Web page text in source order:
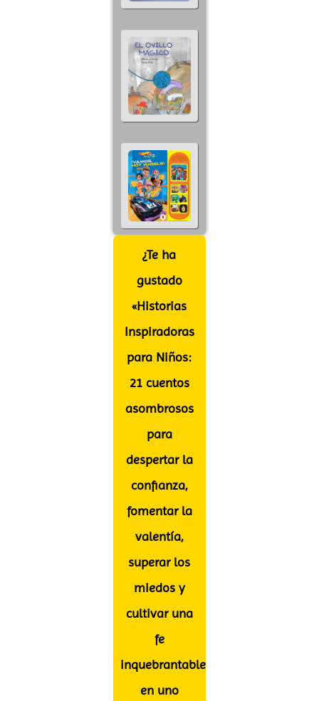
¿Te ha
gustado
«Historias
Inspiradoras
para Niños:
21 cuentos
asombrosos
para
despertar la
confianza,
fomentar la
valentía,
superar los
miedos y
cultivar una
fe
inquebrantable
en uno